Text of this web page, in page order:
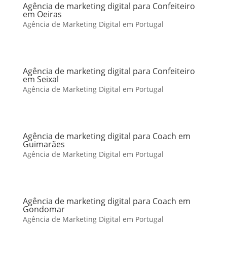
Agência de marketing digital para Confeiteiro
em Oeiras
Agência de Marketing Digital em Portugal
Agência de marketing digital para Confeiteiro
em Seixal
Agência de Marketing Digital em Portugal
Agência de marketing digital para Coach em
Guimarães
Agência de Marketing Digital em Portugal
Agência de marketing digital para Coach em
Gondomar
Agência de Marketing Digital em Portugal